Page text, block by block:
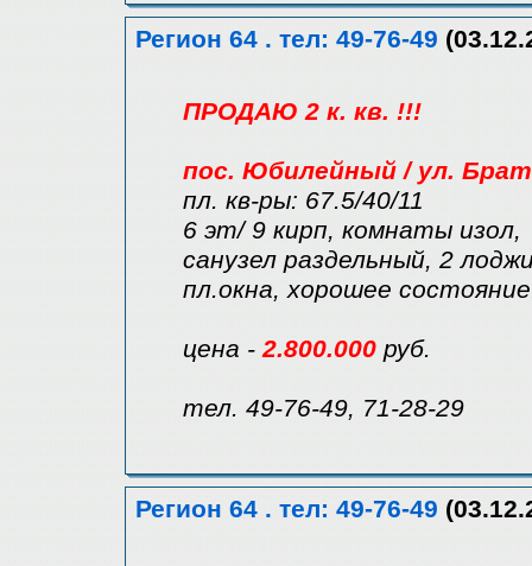
Регион 64 . тел: 49-76-49
ПРОДАЮ 2 к. кв. !!!
пос. Юбилейный / ул.
пл. кв-ры: 67.5/40/11
6 эт/ 9 кирп, комнаты изол,
санузел раздельный, 2
пл.окна, хорошее
цена -2.800.000 руб.
тел. 49-76-49, 71-28-29
Регион 64 . тел: 49-76-49